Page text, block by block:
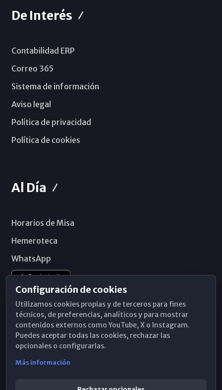
De Interés
Contabilidad ERP
Correo 365
Sistema de información
Aviso legal
Política de privacidad
Política de cookies
Al Día
Horarios de Misa
Hemeroteca
WhatsApp
Configuración de cookies
Utilizamos cookies propias y de terceros para fines
técnicos, de preferencias, analíticos y para mostrar
contenidos externos como YouTube, X o Instagram.
Puedes aceptar todas las cookies, rechazar las
opcionales o configurarlas.
Más información